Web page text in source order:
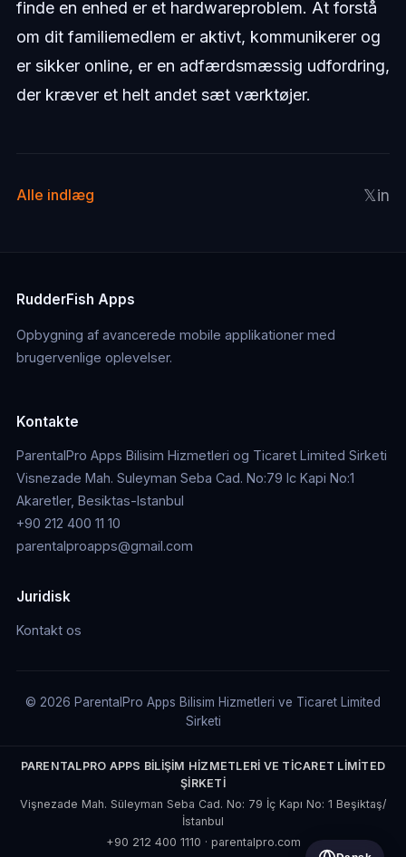
finde en enhed er et hardwareproblem. At forstå
om dit familiemedlem er aktivt, kommunikerer og
er sikker online, er en adfærdsmæssig udfordring,
der kræver et helt andet sæt værktøjer.
Alle indlæg 𝕏in
RudderFish Apps
Opbygning af avancerede mobile applikationer med
brugervenlige oplevelser.
Kontakte
ParentalPro Apps Bilisim Hizmetleri og Ticaret Limited Sirketi
Visnezade Mah. Suleyman Seba Cad. No:79 Ic Kapi No:1
Akaretler, Besiktas-Istanbul
+90 212 400 11 10
parentalproapps@gmail.com
Juridisk
Kontakt os
© 2026 ParentalPro Apps Bilisim Hizmetleri ve Ticaret Limited
Sirketi
PARENTALPRO APPS BİLİŞİM HİZMETLERİ VE TİCARET LİMİTED
ŞİRKETİ
Vişnezade Mah. Süleyman Seba Cad. No: 79 İç Kapı No: 1 Beşiktaş/
İstanbul
+90 212 400 1110 · parentalpro.com